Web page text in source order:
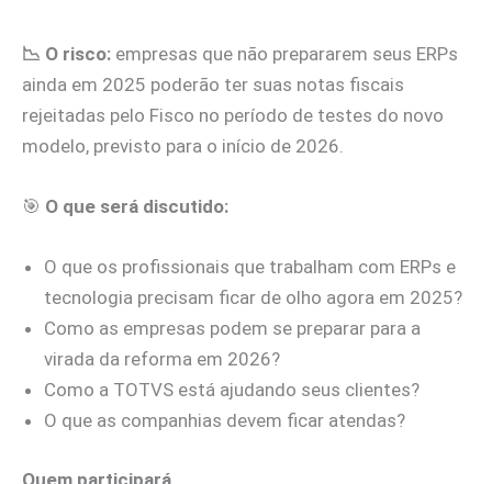
📉 O risco: empresas que não prepararem seus ERPs
ainda em 2025 poderão ter suas notas fiscais
rejeitadas pelo Fisco no período de testes do novo
modelo, previsto para o início de 2026.
🎯 O que será discutido:
O que os profissionais que trabalham com ERPs e
tecnologia precisam ficar de olho agora em 2025?
Como as empresas podem se preparar para a
virada da reforma em 2026?
Como a TOTVS está ajudando seus clientes?
O que as companhias devem ficar atendas?
Quem participará